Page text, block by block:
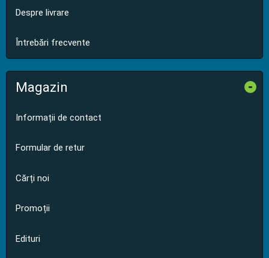
Despre livrare
Întrebări frecvente
Magazin -
Informații de contact
Formular de retur
Cărți noi
Promoții
Edituri